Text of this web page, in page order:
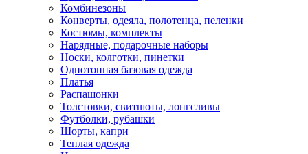
Комбинезоны
Конверты, одеяла, полотенца, пеленки
Костюмы, комплекты
Нарядные, подарочные наборы
Носки, колготки, пинетки
Однотонная базовая одежда
Платья
Распашонки
Толстовки, свитшоты, лонгсливы
Футболки, рубашки
Шорты, капри
Теплая одежда